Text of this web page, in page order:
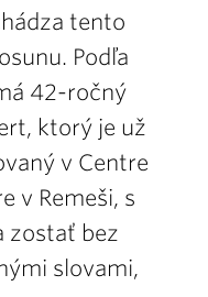
tento
Podľa
42-ročný
ktorý je už
v Centre
v Remeši, s
zostať bez
slovami,